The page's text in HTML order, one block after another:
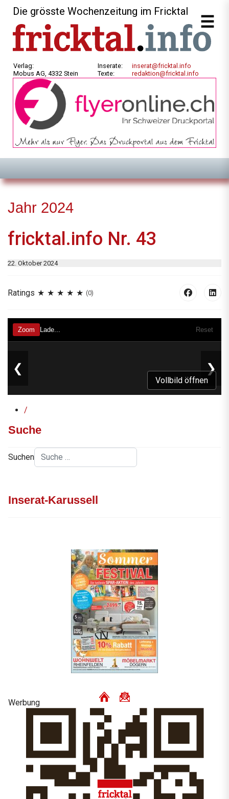
Die grösste Wochenzeitung im Fricktal
Verlag:
Mobus AG, 4332 Stein
Inserate:
Texte:
inserat@fricktal.info
redaktion@fricktal.info
Jahr 2024
fricktal.info Nr. 43
22. Oktober 2024
Ratings (0)
Vollbild öffnen
/
Suche
Suchen
Inserat-Karussell
Werbung